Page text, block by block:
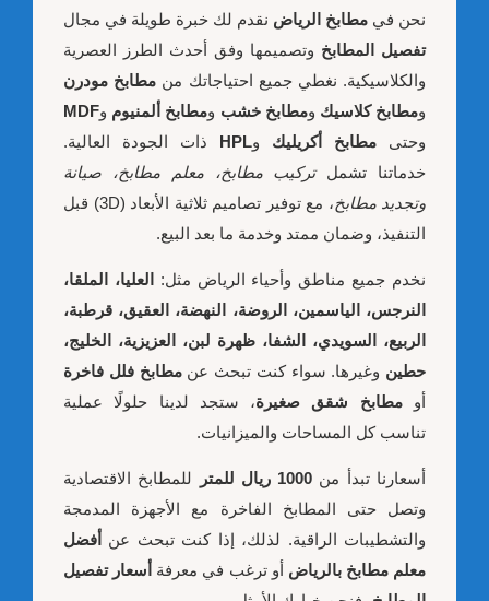
نحن في مطابخ الرياض نقدم لك خبرة طويلة في مجال
تفصيل المطابخ وتصميمها وفق أحدث الطرز العصرية
والكلاسيكية. نغطي جميع احتياجاتك من مطابخ مودرن
ومطابخ كلاسيك ومطابخ خشب ومطابخ ألمنيوم وMDF
وحتى مطابخ أكريليك وHPL ذات الجودة العالية.
خدماتنا تشملتركيب مطابخ، معلم مطابخ، صيانة
وتجديد مطابخ
، مع توفير تصاميم ثلاثية الأبعاد (3D) قبل
التنفيذ، وضمان ممتد وخدمة ما بعد البيع.
نخدم جميع مناطق وأحياء الرياض مثل:
العليا، الملقا،
النرجس، الياسمين، الروضة، النهضة، العقيق، قرطبة،
الربيع، السويدي، الشفا، ظهرة لبن، العزيزية، الخليج،
حطين وغيرها. سواء كنت تبحث عنمطابخ فلل فاخرة
أومطابخ شقق صغيرة، ستجد لدينا حلولًا عملية
تناسب كل المساحات والميزانيات.
أسعارنا تبدأ من 1000 ريال للمتر
للمطابخ الاقتصادية
وتصل حتى المطابخ الفاخرة مع الأجهزة المدمجة
والتشطيبات الراقية. لذلك، إذا كنت تبحث عن أفضل
معلم مطابخ بالرياض أو ترغب في معرفة أسعار تفصيل